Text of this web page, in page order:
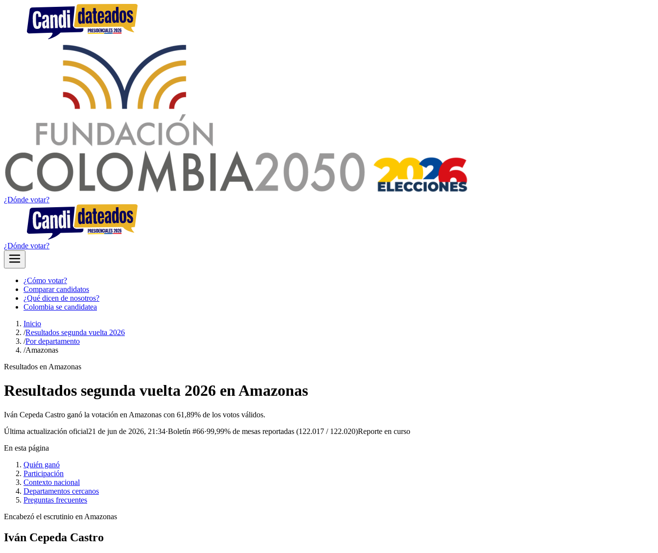
¿Dónde votar?
¿Dónde votar?
¿Cómo votar?
Comparar candidatos
¿Qué dicen de nosotros?
Colombia se candidatea
Inicio
/Resultados segunda vuelta 2026
/Por departamento
/Amazonas
Resultados en Amazonas
Resultados segunda vuelta 2026 en Amazonas
Iván Cepeda Castro ganó la votación en Amazonas con 61,89% de los votos válidos.
Última actualización oficial21 de jun de 2026, 21:34·Boletín #66·99,99% de mesas reportadas (122.017 / 122.020)Reporte en curso
En esta página
Quién ganó
Participación
Contexto nacional
Departamentos cercanos
Preguntas frecuentes
Encabezó el escrutinio en Amazonas
Iván Cepeda Castro